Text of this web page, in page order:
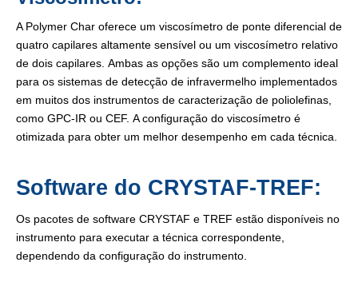
A Polymer Char oferece um viscosímetro de ponte diferencial de
quatro capilares altamente sensível ou um viscosímetro relativo
de dois capilares. Ambas as opções são um complemento ideal
para os sistemas de detecção de infravermelho implementados
em muitos dos instrumentos de caracterização de poliolefinas,
como GPC-IR ou CEF. A configuração do viscosímetro é
otimizada para obter um melhor desempenho em cada técnica.
Software do CRYSTAF-TREF:
Os pacotes de software CRYSTAF e TREF estão disponíveis no
instrumento para executar a técnica correspondente,
dependendo da configuração do instrumento.